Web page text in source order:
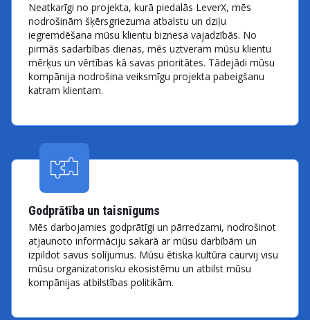
Neatkarīgi no projekta, kurā piedalās LeverX, mēs
nodrošinām šķērsgriezuma atbalstu un dziļu
iegremdēšana mūsu klientu biznesa vajadzībās. No
pirmās sadarbības dienas, mēs uztveram mūsu klientu
mērķus un vērtības kā savas prioritātes. Tādejādi mūsu
kompānija nodrošina veiksmīgu projekta pabeigšanu
katram klientam.
Godprātība un taisnīgums
Mēs darbojamies godprātīgi un pārredzami, nodrošinot
atjaunoto informāciju sakarā ar mūsu darbībām un
izpildot savus solījumus. Mūsu ētiska kultūra caurvij visu
mūsu organizatorisku ekosistēmu un atbilst mūsu
kompānijas atbilstības politikām.